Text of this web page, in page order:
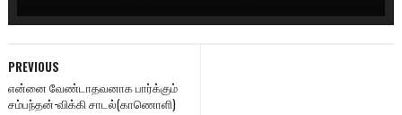
PREVIOUS
என்னை வேண்டாதவனாக பார்க்கும்
சம்பந்தன்-விக்கி சாடல்(காணொளி)